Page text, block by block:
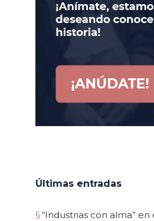
Últimas entradas
“Industrias con alma”